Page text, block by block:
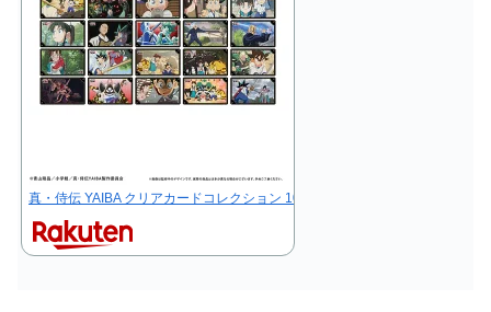
真・侍伝 YAIBA クリアカードコレクション 10個入りBOX[タピオカ]《11月予